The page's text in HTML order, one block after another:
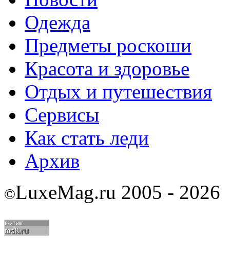
Одежда
Предметы роскоши
Красота и здоровье
Отдых и путешествия
Сервисы
Как стать леди
Архив
©LuxeMag.ru 2005 - 2026